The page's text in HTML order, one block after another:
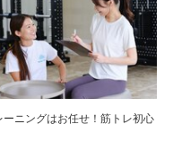
ーニングはお任せ！筋トレ初心